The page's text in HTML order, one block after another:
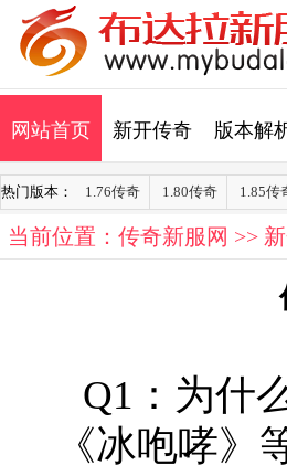
网站首页 新开传奇 版本解
热门版本： 1.76传奇 1.80传奇 1.85传
当前位置： 传奇新服网 >>
Q1：为什
《冰咆哮》